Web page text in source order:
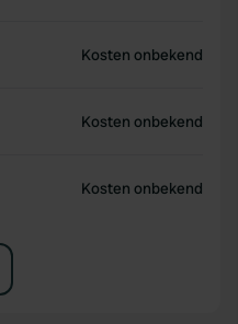
Kosten onbekend
Kosten onbekend
Kosten onbekend